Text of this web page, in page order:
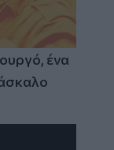
ένα